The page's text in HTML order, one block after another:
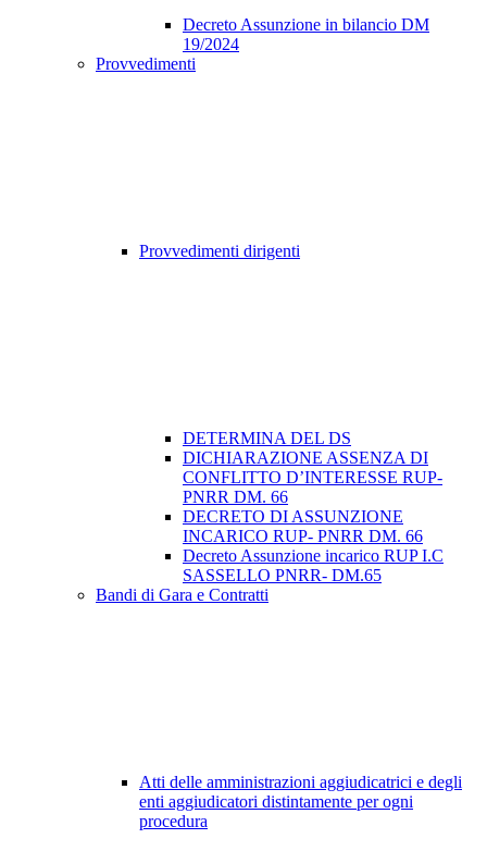
Decreto Assunzione in bilancio DM
19/2024
Provvedimenti
Provvedimenti dirigenti
DETERMINA DEL DS
DICHIARAZIONE ASSENZA DI
CONFLITTO D’INTERESSE RUP-
PNRR DM. 66
DECRETO DI ASSUNZIONE
INCARICO RUP- PNRR DM. 66
Decreto Assunzione incarico RUP I.C
SASSELLO PNRR- DM.65
Bandi di Gara e Contratti
Atti delle amministrazioni aggiudicatrici e degli
enti aggiudicatori distintamente per ogni
procedura